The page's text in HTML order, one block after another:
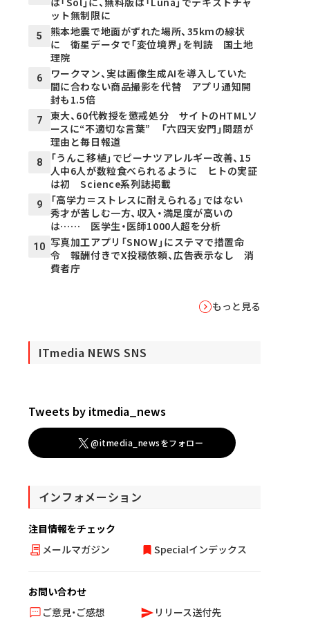
ット無制限に
5
熊本地震で地面がずれた場所、35kmの線状
に 衛星データで「変位境界」を判読 国土地
理院
6
ワークマン、実は画像生成AIを導入していた
間に合わない商品撮影を代替 アプリ通知開
封も1.5倍
7
東大、60代教授を懲戒処分 サイトのHTMLソ
ースに“不適切な言葉” 「六四天安門」問題が
理由と毎日報道
8
「うんこ移植」でピーナツアレルギー改善、15
人中6人が数粒食べられるように ヒトの実証
は初 Science系列誌掲載
9
「高学力＝ストレスに耐えられる」ではない
秀才が苦しむ一方、収入・満足度が高いの
は…… 医学生・医師1000人超を分析
10 写真加工アプリ「SNOW」にステマで措置命
令 報酬付きでX投稿依頼、広告表示なし 消
費者庁
もっと見る
ITmedia NEWS SNS
Tweets by itmedia_news
@itmedia_newsをフォロー
インフォメーション
注目情報をチェック
メールマガジン
Specialインデックス
お問い合わせ
ご意見・ご感想
リリース送付先